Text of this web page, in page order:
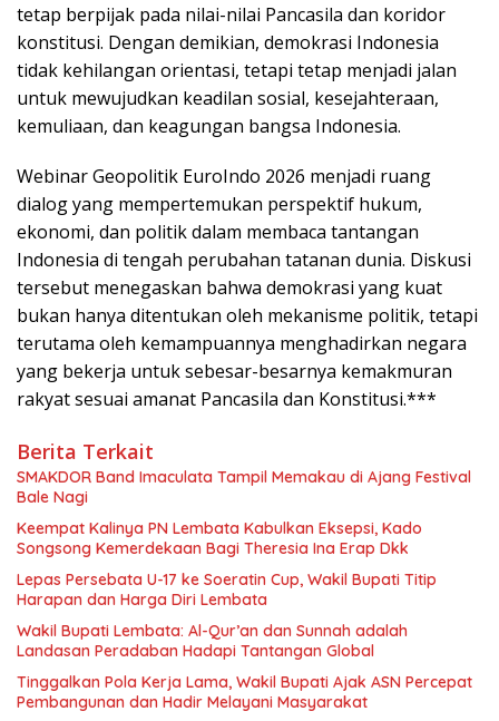
tetap berpijak pada nilai-nilai Pancasila dan koridor
konstitusi. Dengan demikian, demokrasi Indonesia
tidak kehilangan orientasi, tetapi tetap menjadi jalan
untuk mewujudkan keadilan sosial, kesejahteraan,
kemuliaan, dan keagungan bangsa Indonesia.
Webinar Geopolitik EuroIndo 2026 menjadi ruang
dialog yang mempertemukan perspektif hukum,
ekonomi, dan politik dalam membaca tantangan
Indonesia di tengah perubahan tatanan dunia. Diskusi
tersebut menegaskan bahwa demokrasi yang kuat
bukan hanya ditentukan oleh mekanisme politik, tetapi
terutama oleh kemampuannya menghadirkan negara
yang bekerja untuk sebesar-besarnya kemakmuran
rakyat sesuai amanat Pancasila dan Konstitusi.***
Berita Terkait
SMAKDOR Band Imaculata Tampil Memakau di Ajang Festival
Bale Nagi
Keempat Kalinya PN Lembata Kabulkan Eksepsi, Kado
Songsong Kemerdekaan Bagi Theresia Ina Erap Dkk
Lepas Persebata U-17 ke Soeratin Cup, Wakil Bupati Titip
Harapan dan Harga Diri Lembata
Wakil Bupati Lembata: Al-Qur’an dan Sunnah adalah
Landasan Peradaban Hadapi Tantangan Global
Tinggalkan Pola Kerja Lama, Wakil Bupati Ajak ASN Percepat
Pembangunan dan Hadir Melayani Masyarakat